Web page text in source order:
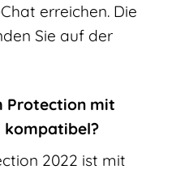
erreichen. Die
Sie auf der
Protection mit
kompatibel?
2022 ist mit